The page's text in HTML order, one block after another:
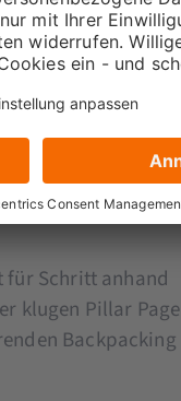
aufbauen:
für Schritt anhand
klugen Pillar Page
Backpacking